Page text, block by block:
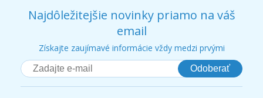
Najdôležitejšie novinky priamo na váš
email
Získajte zaujímavé informácie vždy medzi prvými
Odoberať